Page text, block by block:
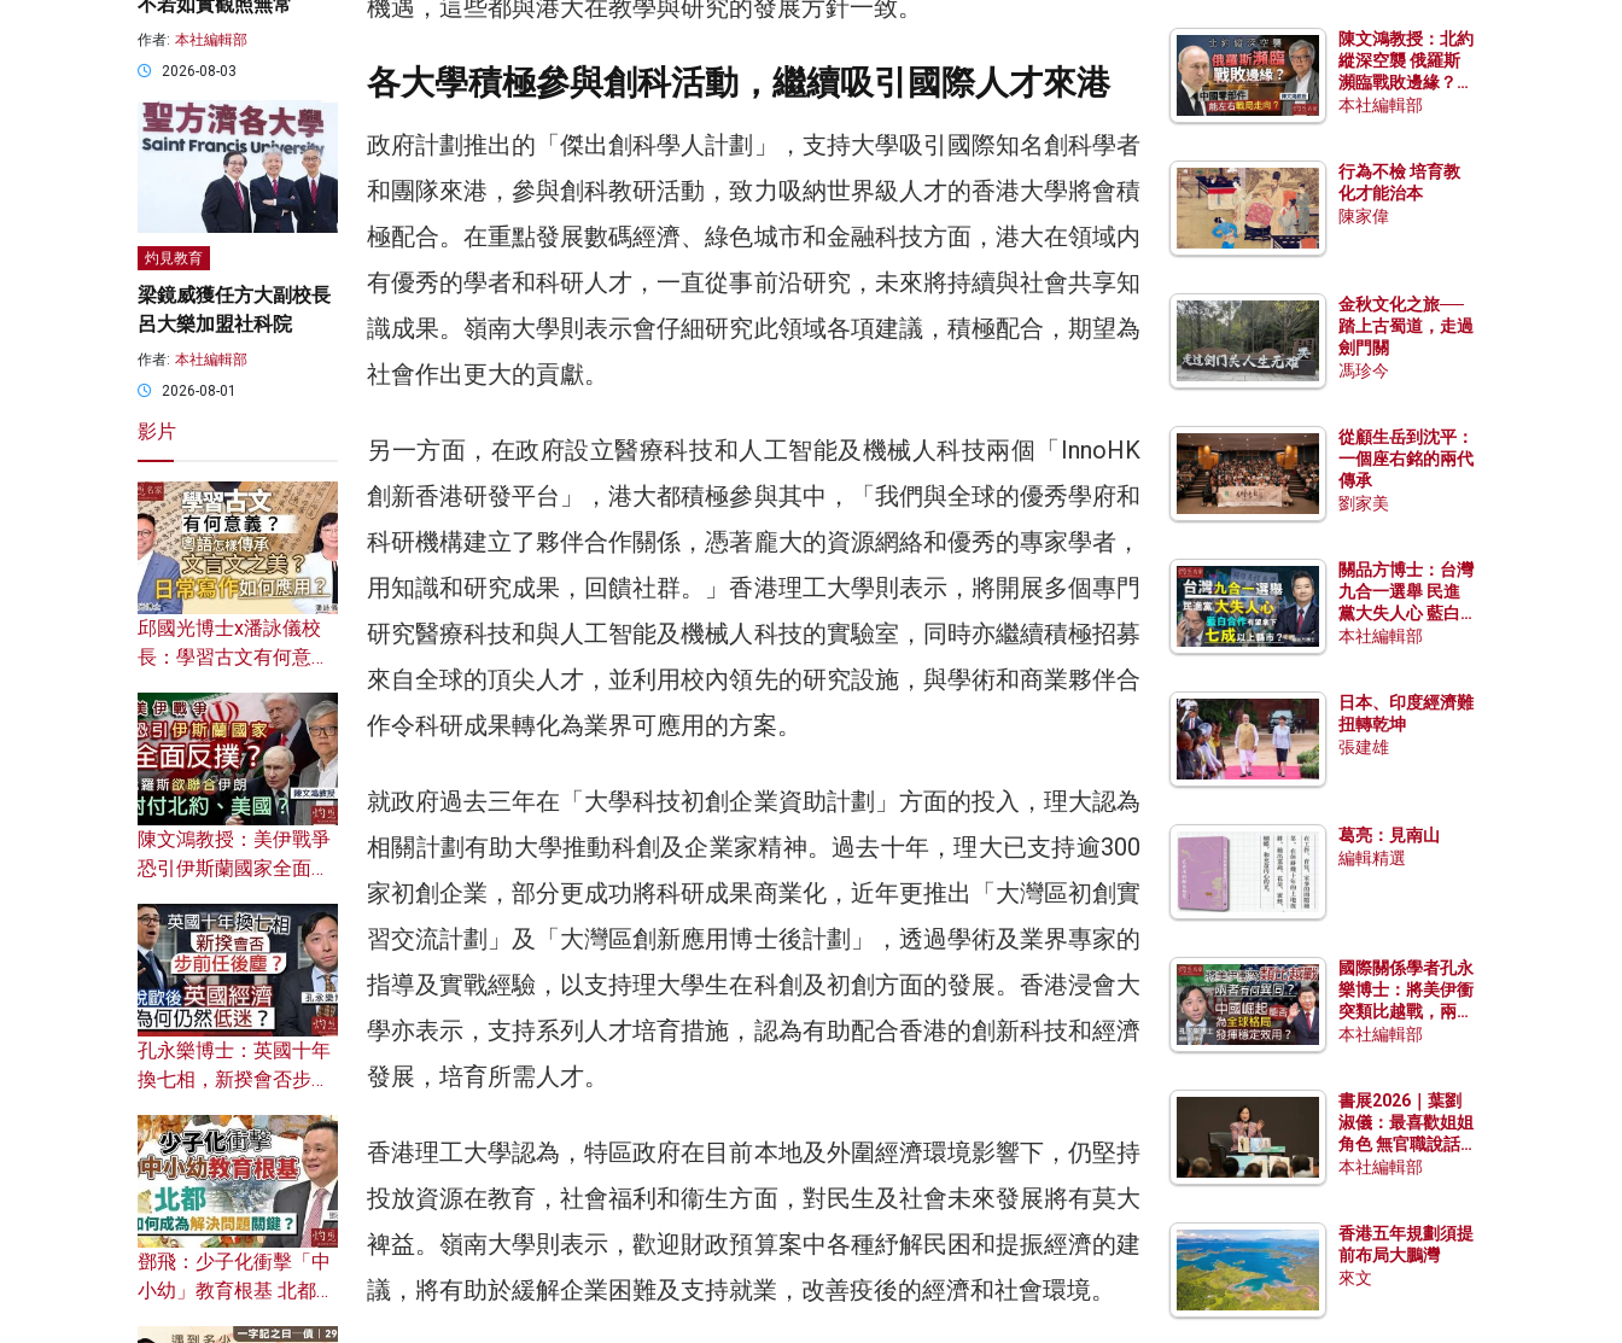
機遇，這些都與港大在教學與研究的發展方針一致。
各大學積極參與創科活動，繼續吸引國際人才來港
政府計劃推出的「傑出創科學人計劃」，支持大學吸引國際知名創科學者
和團隊來港，參與創科教研活動，致力吸納世界級人才的香港大學將會積
極配合。在重點發展數碼經濟、綠色城市和金融科技方面，港大在領域内
有優秀的學者和科研人才，一直從事前沿研究，未來將持續與社會共享知
識成果。嶺南大學則表示會仔細研究此領域各項建議，積極配合，期望為
社會作出更大的貢獻。
另一方面，在政府設立醫療科技和人工智能及機械人科技兩個「InnoHK
創新香港研發平台」，港大都積極參與其中，「我們與全球的優秀學府和
科研機構建立了夥伴合作關係，憑著龐大的資源網絡和優秀的專家學者，
用知識和研究成果，回饋社群。」香港理工大學則表示，將開展多個專門
研究醫療科技和與人工智能及機械人科技的實驗室，同時亦繼續積極招募
來自全球的頂尖人才，並利用校內領先的研究設施，與學術和商業夥伴合
作令科研成果轉化為業界可應用的方案。
就政府過去三年在「大學科技初創企業資助計劃」方面的投入，理大認為
相關計劃有助大學推動科創及企業家精神。過去十年，理大已支持逾300
家初創企業，部分更成功將科研成果商業化，近年更推出「大灣區初創實
習交流計劃」及「大灣區創新應用博士後計劃」，透過學術及業界專家的
指導及實戰經驗，以支持理大學生在科創及初創方面的發展。香港浸會大
學亦表示，支持系列人才培育措施，認為有助配合香港的創新科技和經濟
發展，培育所需人才。
香港理工大學認為，特區政府在目前本地及外圍經濟環境影響下，仍堅持
投放資源在教育，社會福利和衞生方面，對民生及社會未來發展將有莫大
裨益。嶺南大學則表示，歡迎財政預算案中各種紓解民困和提振經濟的建
議，將有助於緩解企業困難及支持就業，改善疫後的經濟和社會環境。
作者: 本社編輯部
2026-08-03
灼見教育
梁鏡威獲任方大副校長
呂大樂加盟社科院
作者: 本社編輯部
2026-08-01
影片
邱國光博士x潘詠儀校
長：學習古文有何意
文之美？ 日常寫作如何
應用？
陳文鴻教授：美伊戰爭
恐引伊斯蘭國家全面反
對付北約美國？
孔永樂博士：英國十年
換七相，新揆會否步前
濟為何仍然低迷？
鄧飛：少子化衝擊「中
小幼」教育根基 北都如
陳文鴻教授：北約
縱深空襲 俄羅斯
瀕臨戰敗邊緣？中
國零部件能左右戰
本社編輯部
行為不檢 培育教
化才能治本
陳家偉
金秋文化之旅──
踏上古蜀道，走過
劍門關
馮珍今
從顧生岳到沈平：
一個座右銘的兩代
傳承
劉家美
關品方博士：台灣
九合一選舉 民進
黨大失人心 藍白
合作有望拿下七成
本社編輯部
日本、印度經濟難
扭轉乾坤
張建雄
葛亮：見南山
編輯精選
國際關係學者孔永
樂博士：將美伊衝
突類比越戰，兩者
有何異同？中國崛
本社編輯部
書展2026｜葉劉
淑儀：最喜歡姐姐
角色 無官職說話
包袱少
本社編輯部
香港五年規劃須提
前布局大鵬灣
來文